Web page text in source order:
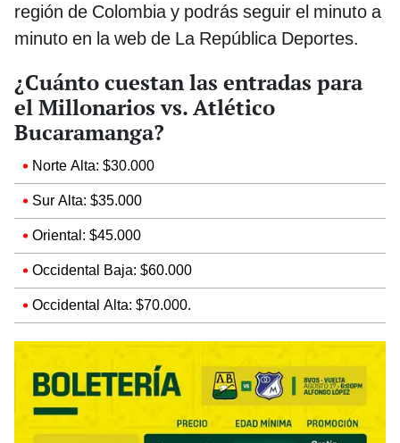
región de Colombia y podrás seguir el minuto a
minuto en la web de La República Deportes.
¿Cuánto cuestan las entradas para
el Millonarios vs. Atlético
Bucaramanga?
Norte Alta: $30.000
Sur Alta: $35.000
Oriental: $45.000
Occidental Baja: $60.000
Occidental Alta: $70.000.